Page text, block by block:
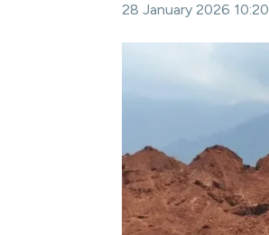
28 January 2026 10:20